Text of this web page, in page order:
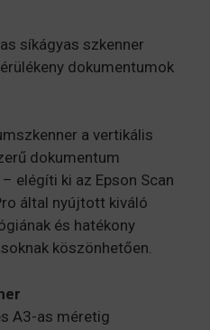
síkágyas szkenner
dokumentumok
a vertikális
dokumentum
elégíti ki az Epson Scan
által nyújtott kiváló
és hatékony
köszönhetően.
A3-as méretig